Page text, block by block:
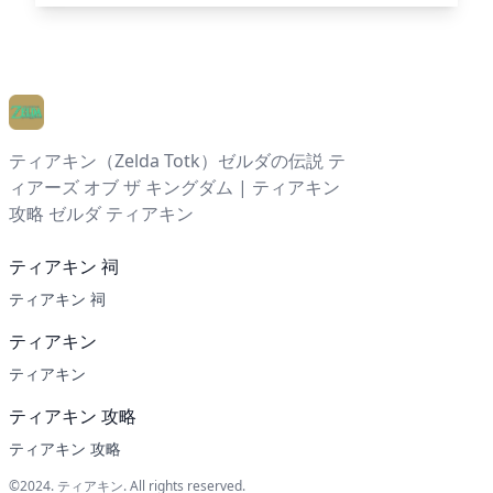
ティアキン（Zelda Totk）ゼルダの伝説 テ
ィアーズ オブ ザ キングダム | ティアキン
攻略 ゼルダ ティアキン
ティアキン 祠
ティアキン 祠
ティアキン
ティアキン
ティアキン 攻略
ティアキン 攻略
©2024. ティアキン. All rights reserved.